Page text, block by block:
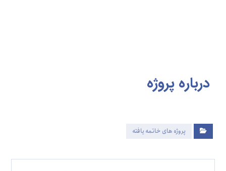
دربارهپروژه
پروژه های خاتمه یافته